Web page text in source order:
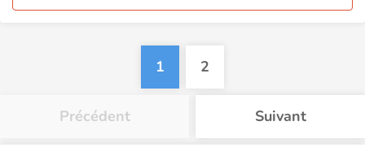
1 2
Précédent Suivant